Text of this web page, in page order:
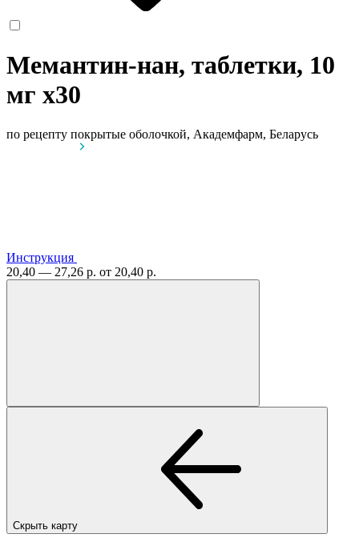
Мемантин-нан, таблетки, 10
мг x30
по рецепту покрытые оболочкой, Академфарм, Беларусь
Инструкция
20,40 — 27,26 р. от 20,40 р.
Скрыть карту